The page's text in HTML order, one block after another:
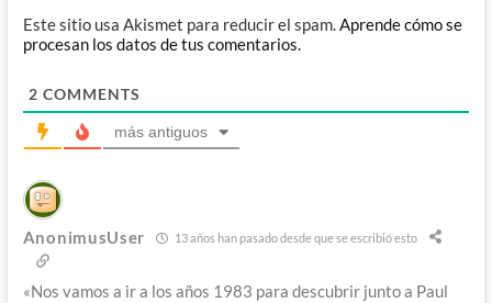
Este sitio usa Akismet para reducir el spam.Aprende cómo se
procesan los datos de tus comentarios.
2 COMMENTS
más antiguos
AnonimusUser 13 años han pasado desde que se escribió esto
«Nos vamos a ir a los años 1983 para descubrir junto a Paul